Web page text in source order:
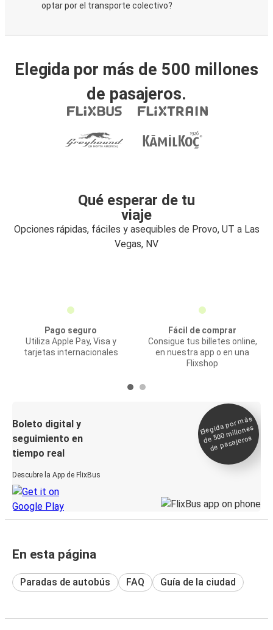
optar por el transporte colectivo?
Elegida por más de 500 millones
de pasajeros.
Qué esperar de tu
viaje
Opciones rápidas, fáciles y asequibles de Provo, UT a Las
Vegas, NV
Pago seguro
Utiliza Apple Pay, Visa y
tarjetas internacionales
Fácil de comprar
Consigue tus billetes online,
en nuestra app o en una
Flixshop
Boleto digital y
seguimiento en
tiempo real
Descubre la App de FlixBus
Elegida por
más
de 500
millones
de pasajeros
En esta página
Paradas de autobús FAQ Guía de la ciudad